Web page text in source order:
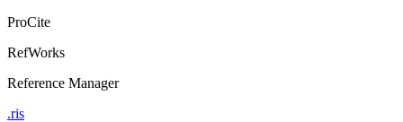
ProCite
RefWorks
Reference Manager
.ris